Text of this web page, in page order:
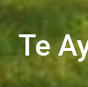
Te